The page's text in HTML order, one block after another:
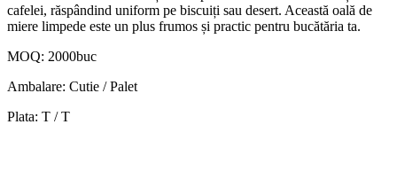
cafelei, răspândind uniform pe biscuiți sau desert. Această oală de
miere limpede este un plus frumos și practic pentru bucătăria ta.
MOQ: 2000buc
Ambalare: Cutie / Palet
Plata: T / T